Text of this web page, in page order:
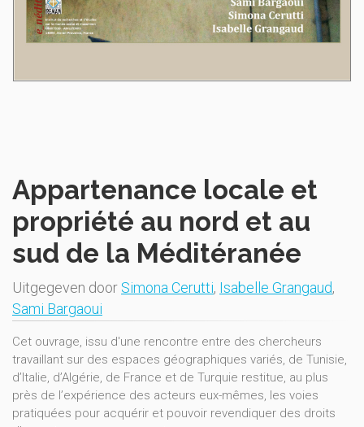
Appartenance locale et
propriété au nord et au
sud de la Méditéranée
Uitgegeven door Simona Cerutti, Isabelle Grangaud,
Sami Bargaoui
Cet ouvrage, issu d'une rencontre entre des chercheurs
travaillant sur des espaces géographiques variés, de Tunisie,
d’Italie, d’Algérie, de France et de Turquie restitue, au plus
près de l’expérience des acteurs eux-mêmes, les voies
pratiquées pour acquérir et pouvoir revendiquer des droits